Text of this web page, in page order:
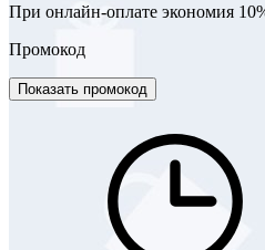
При онлайн-оплате экономия
Промокод
Показать промокод